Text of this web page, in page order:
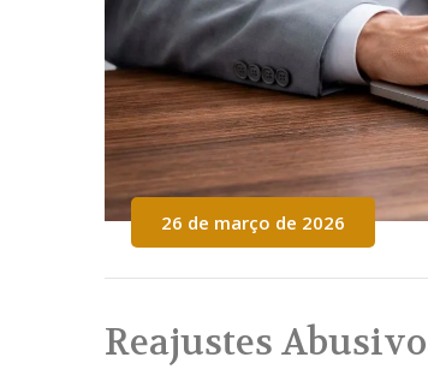
26 de março de 2026
Reajustes